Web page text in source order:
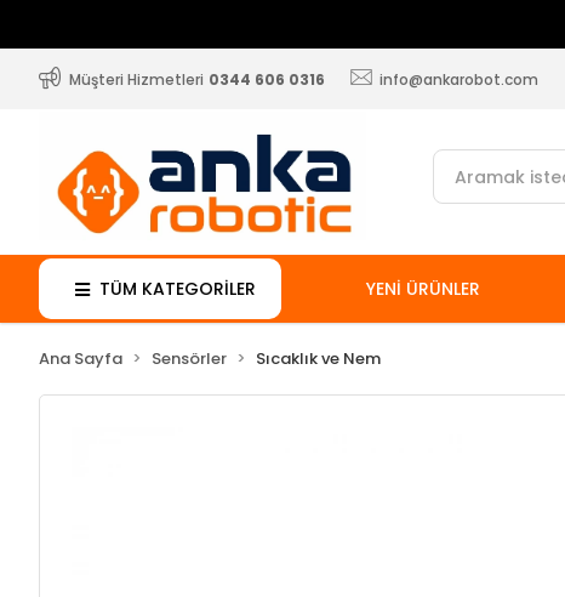
Müşteri Hizmetleri 0344 606 0316 info@ankarobot.com
TÜM KATEGORİLER YENİ ÜRÜNLER
Ana Sayfa Sensörler Sıcaklık ve Nem